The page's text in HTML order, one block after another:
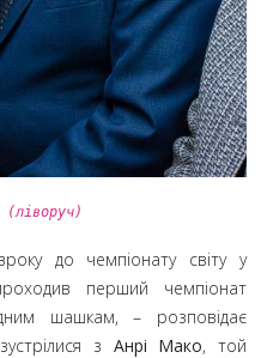
(ліворуч)
до чемпіонату світу у
перший чемпіонат
шашкам,
– розповідає
з Анрі Мако, той